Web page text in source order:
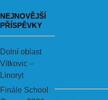
NEJNOVĚJŠÍ
PŘÍSPĚVKY
Dolní oblast
Vítkovic –
Linoryt
Finále School